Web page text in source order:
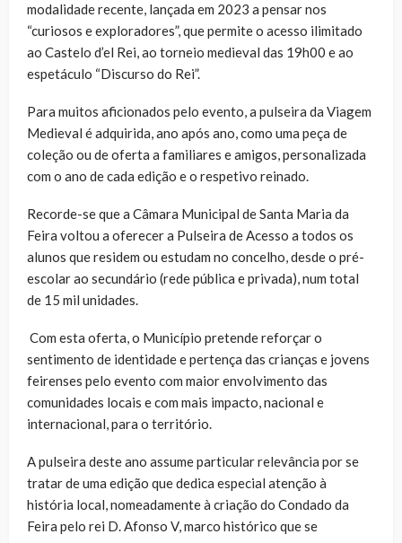
modalidade recente, lançada em 2023 a pensar nos
“curiosos e exploradores”, que permite o acesso ilimitado
ao Castelo d’el Rei, ao torneio medieval das 19h00 e ao
espetáculo “Discurso do Rei”.
Para muitos aficionados pelo evento, a pulseira da Viagem
Medieval é adquirida, ano após ano, como uma peça de
coleção ou de oferta a familiares e amigos, personalizada
com o ano de cada edição e o respetivo reinado.
Recorde-se que a Câmara Municipal de Santa Maria da
Feira voltou a oferecer a Pulseira de Acesso a todos os
alunos que residem ou estudam no concelho, desde o pré-
escolar ao secundário (rede pública e privada), num total
de 15 mil unidades.
Com esta oferta, o Município pretende reforçar o
sentimento de identidade e pertença das crianças e jovens
feirenses pelo evento com maior envolvimento das
comunidades locais e com mais impacto, nacional e
internacional, para o território.
A pulseira deste ano assume particular relevância por se
tratar de uma edição que dedica especial atenção à
história local, nomeadamente à criação do Condado da
Feira pelo rei D. Afonso V, marco histórico que se